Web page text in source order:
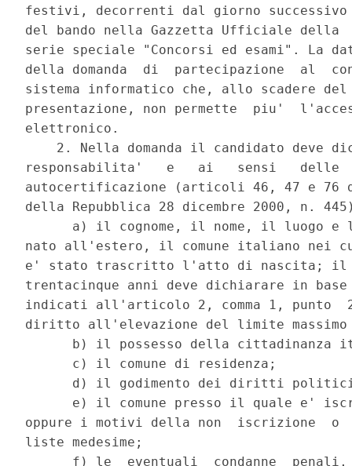
festivi, decorrenti dal giorno
del bando nella Gazzetta Ufficiale
serie speciale "Concorsi ed esami". La
della domanda  di  partecipazione  al
sistema informatico che, allo scadere
presentazione, non permette  piu'
elettronico.
2. Nella domanda il candidato deve
responsabilita'   e   ai   sensi   delle
autocertificazione (articoli 46, 47 e 76
della Repubblica 28 dicembre 2000, n.
a) il cognome, il nome, il luogo e
nato all'estero, il comune italiano
e' stato trascritto l'atto di nascita; il
trentacinque anni deve dichiarare in
indicati all'articolo 2, comma 1, punto
diritto all'elevazione del limite
b) il possesso della cittadinanza
      c) il comune di residenza;
d) il godimento dei diritti
e) il comune presso il quale e'
oppure i motivi della non  iscrizione  o
liste medesime;
f) le  eventuali  condanne